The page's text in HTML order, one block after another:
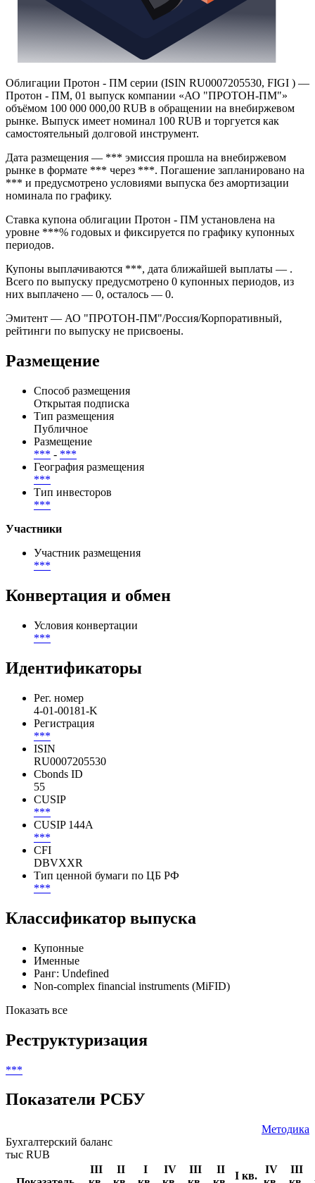
Облигации Протон - ПМ серии (ISIN RU0007205530, FIGI ) —
объёмом 100 000 000,00 RUB в обращении на внебиржевом
рынке. Выпуск имеет номинал 100 RUB и торгуется как
самостоятельный долговой инструмент.
рынке в формате *** через ***. Погашение запланировано на
*** и предусмотрено условиями выпуска без амортизации
номинала по графику.
Ставка купона облигации Протон - ПМ установлена на
уровне ***% годовых и фиксируется по графику купонных
периодов.
Купоны выплачиваются ***, дата ближайшей выплаты — .
Всего по выпуску предусмотрено 0 купонных периодов, из
Эмитент — АО "ПРОТОН-ПМ"/Россия/Корпоративный,
Размещение
Способ размещения
Открытая подписка
Тип размещения
Публичное
Размещение
***
***
***
Участник размещения
Конвертация и обмен
Условия конвертации
Идентификаторы
Рег. номер
4-01-00181-K
Регистрация
***
ISIN
RU0007205530
Cbonds ID
55
CUSIP
***
CUSIP 144A
***
DBVXXR
Тип ценной бумаги по ЦБ РФ
Классификатор выпуска
Купонные
Именные
Показатели РСБУ
Методика